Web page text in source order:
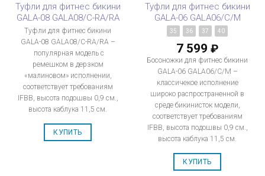
Туфли для фитнес бикини
GALA-08 GALA08/C-RA/RA
Туфли для фитнес бикини
GALA-08 GALA08/C-RA/RA –
популярная модель с
ремешком в дерзком
«малиновом» исполнении,
соответствует требованиям
IFBB, высота подошвы 0,9 см.,
высота каблука 11,5 см.
КУПИТЬ
Туфли для фитнес бикини
GALA-06 GALA06/C/M
35 36 37 40
7 599 ₽
Босоножки для фитнес бикини
GALA-06 GALA06/C/M –
классичекое исполнение
широко распространенной в
среде бикинисток модели,
соответствует требованиям
IFBB, высота подошвы 0,9 см.,
высота каблука 11,5 см.
КУПИТЬ